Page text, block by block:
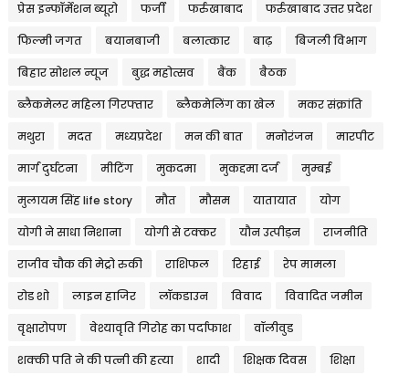
प्रेस इन्फॉर्मेशन ब्यूरो फर्जी फर्रुखाबाद फर्रुखाबाद उत्तर प्रदेश
फिल्मी जगत बयानबाजी बलात्कार बाढ़ बिजली विभाग
बिहार सोशल न्यूज बुद्ध महोत्सव बैंक बैठक
ब्लैकमेलर महिला गिरफ्तार ब्लैकमेलिंग का खेल मकर संक्रांति
मथुरा मदत मध्यप्रदेश मन की बात मनोरंजन मारपीट
मार्ग दुर्घटना मीटिंग मुकदमा मुकद्दमा दर्ज मुम्बई
मुलायम सिंह life story मौत मौसम यातायात योग
योगी ने साधा निशाना योगी से टक्कर यौन उत्पीड़न राजनीति
राजीव चौक की मेट्रो रुकी राशिफल रिहाई रेप मामला
रोड शो लाइन हाजिर लॉकडाउन विवाद विवादित जमीन
वृक्षारोपण वेश्यावृति गिरोह का पर्दाफाश वॉलीवुड
शक्की पति ने की पत्नी की हत्या शादी शिक्षक दिवस शिक्षा